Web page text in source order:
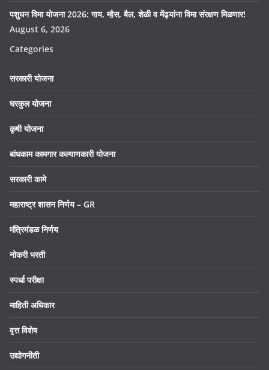
पशुधन विमा योजना 2026: गाय, म्हैस, बैल, शेळी व मेंढ्यांना विमा संरक्षण मिळणार!
August 6, 2026
Categories
सरकारी योजना
घरकुल योजना
कृषी योजना
बांधकाम कामगार कल्याणकारी योजना
सरकारी कामे
महाराष्ट्र शासन निर्णय – GR
मंत्रिमंडळ निर्णय
नोकरी भरती
स्पर्धा परीक्षा
माहिती अधिकार
वृत्त विशेष
उद्योगनीती